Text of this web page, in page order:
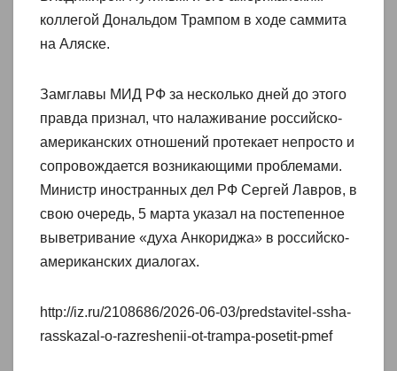
коллегой Дональдом Трампом в ходе саммита
на Аляске.
Замглавы МИД РФ за несколько дней до этого
правда признал, что налаживание российско-
американских отношений протекает непросто и
сопровождается возникающими проблемами.
Министр иностранных дел РФ Сергей Лавров, в
свою очередь, 5 марта указал на постепенное
выветривание «духа Анкориджа» в российско-
американских диалогах.
http://iz.ru/2108686/2026-06-03/predstavitel-ssha-
rasskazal-o-razreshenii-ot-trampa-posetit-pmef